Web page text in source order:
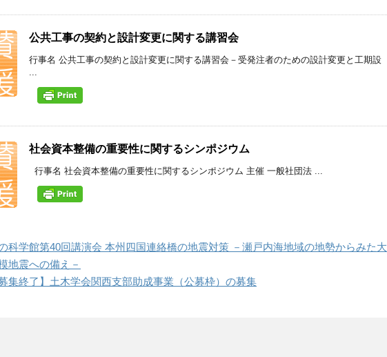
公共工事の契約と設計変更に関する講習会
行事名 公共工事の契約と設計変更に関する講習会－受発注者のための設計変更と工期設
...
社会資本整備の重要性に関するシンポジウム
行事名 社会資本整備の重要性に関するシンポジウム 主催 一般社団法 ...
科学館第40回講演会 本州四国連絡橋の地震対策 －瀬戸内海地域の地勢からみた大
地震への備え－
募集終了】土木学会関西支部助成事業（公募枠）の募集